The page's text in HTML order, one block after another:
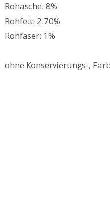
Rohasche: 8%
Rohfett: 2.70%
Rohfaser: 1%
ohne Konservierungs-,